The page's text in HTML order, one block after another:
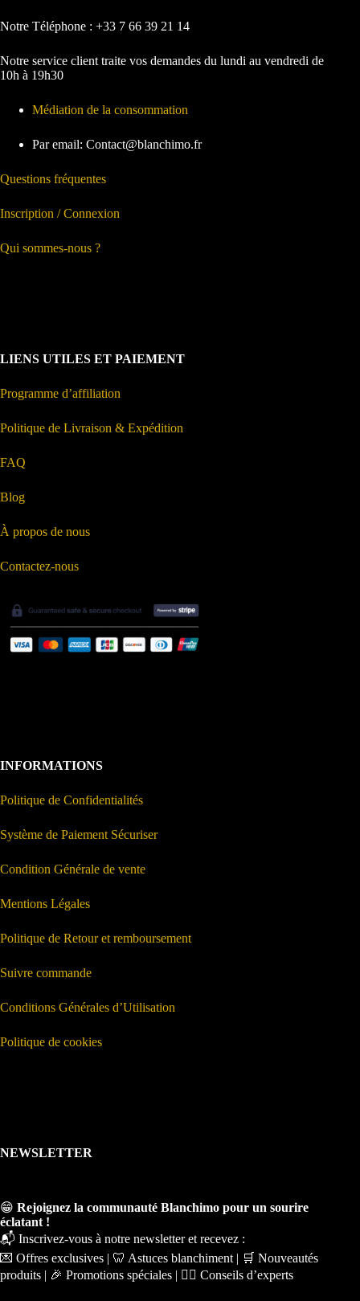
Notre Téléphone : +33 7 66 39 21 14
Notre service client traite vos demandes du lundi au vendredi de
10h à 19h30
Médiation de la consommation
Par email: Contact@blanchimo.fr
Questions fréquentes
Inscription / Connexion
Qui sommes-nous ?
LIENS UTILES ET PAIEMENT
Programme d’affiliation
Politique de Livraison & Expédition
FAQ
Blog
À propos de nous
Contactez-nous
INFORMATIONS
Politique de Confidentialités
Système de Paiement Sécuriser
Condition Générale de vente
Mentions Légales
Politique de Retour et remboursement
Suivre commande
Conditions Générales d’Utilisation
Politique de cookies
NEWSLETTER
😁 Rejoignez la communauté Blanchimo pour un sourire
éclatant !
📬 Inscrivez-vous à notre newsletter et recevez :
💌 Offres exclusives | 🦷 Astuces blanchiment | 🛒 Nouveautés
produits | 🎉 Promotions spéciales | 🧑‍⚕️ Conseils d’experts